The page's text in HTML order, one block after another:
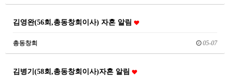
김영완(56회,총동창회이사) 자혼 알림
총동창회 05-07
김병기(58회,총동창회이사)자혼 알림